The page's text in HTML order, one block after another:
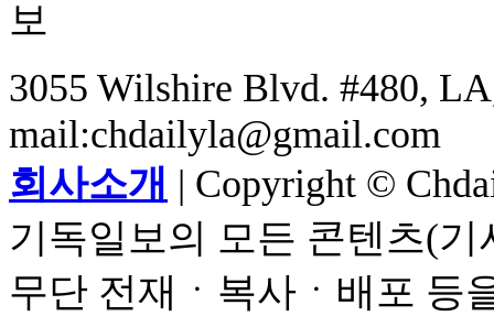
3055 Wilshire Blvd. #480,
mail:chdailyla@gmail.com
회사소개 | Copyright ©
기독일보의 모든 콘텐츠(
무단 전재ㆍ복사ㆍ배포 등